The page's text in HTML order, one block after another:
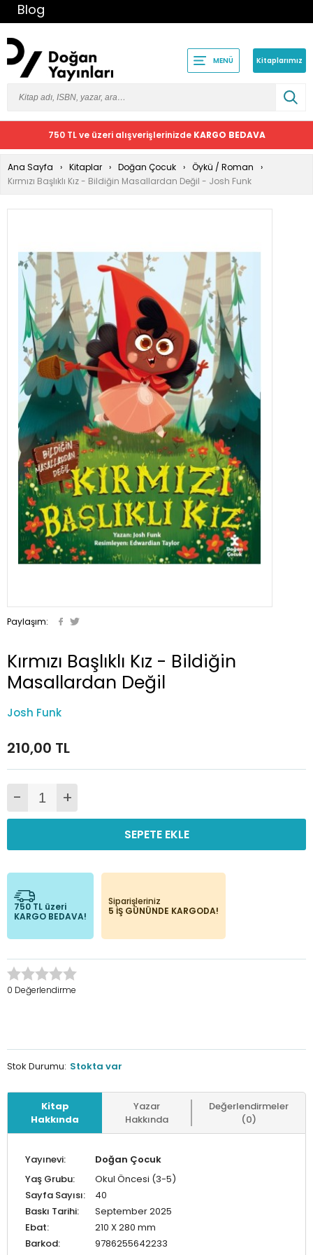
Blog
MENÜ Kitaplarımız
750 TL ve üzeri alışverişlerinizde KARGO BEDAVA
Ana Sayfa Kitaplar Doğan Çocuk
Öykü / Roman
Kırmızı Başlıklı Kız - Bildiğin Masallardan Değil - Josh Funk
Paylaşım:
Kırmızı Başlıklı Kız - Bildiğin
Masallardan Değil
Josh Funk
210,00 TL
- +
SEPETE EKLE
750 TL üzeri
KARGO BEDAVA!
Siparişleriniz
5 İŞ GÜNÜNDE KARGODA!
0 Değerlendirme
Stok Durumu: Stokta var
Kitap
Hakkında
Yazar
Hakkında
Değerlendirmeler
(0)
Yayınevi:
Doğan Çocuk
Yaş Grubu:
Okul Öncesi (3-5)
Sayfa Sayısı:
40
Baskı Tarihi:
September 2025
Ebat:
210 X 280 mm
Barkod:
9786255642233